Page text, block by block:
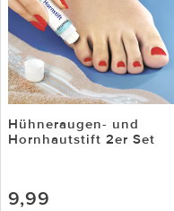
Hühneraugen- und
Hornhautstift 2er Set
9,99